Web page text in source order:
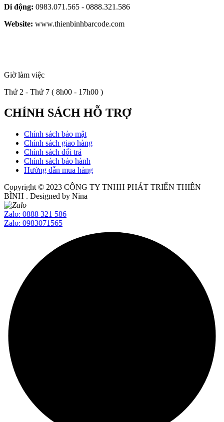
Di động: 0983.071.565 - 0888.321.586
Website: www.thienbinhbarcode.com
Giờ làm việc
Thứ 2 - Thứ 7 ( 8h00 - 17h00 )
CHÍNH SÁCH HỖ TRỢ
Chính sách bảo mật
Chính sách giao hàng
Chính sách đổi trả
Chính sách bảo hành
Hướng dẫn mua hàng
Copyright © 2023 CÔNG TY TNHH PHÁT TRIỂN THIÊN
BÌNH . Designed by Nina
Zalo: 0888 321 586
Zalo: 0983071565